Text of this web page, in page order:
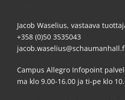
Jacob Waselius, vastaava
+358 (0)50 3535043
jacob.waselius@schaumanhall.fi
Campus Allegro Infopoint
ma klo 9.00-16.00 ja ti-pe klo